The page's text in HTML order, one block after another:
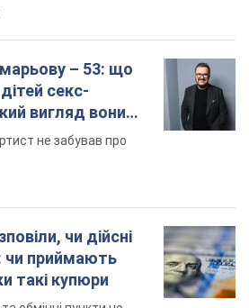
– 53: що
секс-
вигляд вони
не забував про
чи дійсні
чи приймають
такі купюри